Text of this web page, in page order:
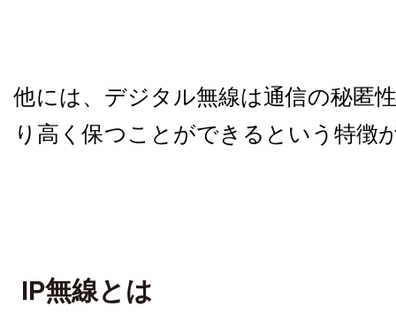
他には、デジタル無線は通信の秘匿
り高く保つことができるという特徴
IP無線とは